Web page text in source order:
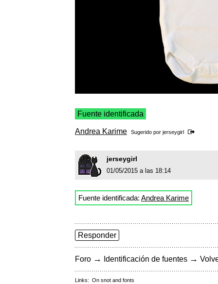
Fuente identificada
Andrea Karime Sugerido por jerseygirl
jerseygirl
01/05/2015 a las 18:14
Fuente identificada: Andrea Karime
Responder
Foro → Identificación de fuentes →
Links: On snot and fonts